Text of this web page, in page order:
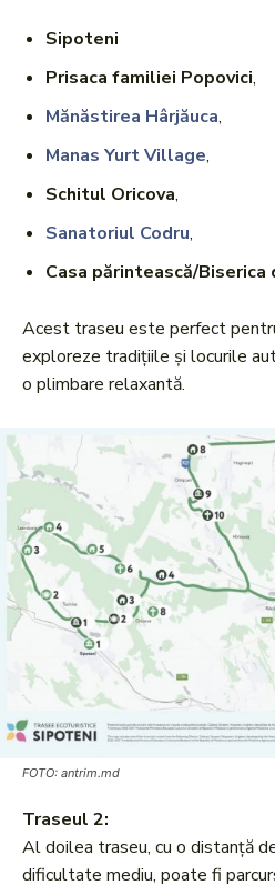
Sipoteni
Prisaca familiei Popovici,
Mănăstirea Hârjăuca,
Manas Yurt Village,
Schitul Oricova,
Sanatoriul Codru,
Casa părintească/Biserica
Acest traseu este perfect
exploreze tradițiile și locurile
o plimbare relaxantă.
FOTO: antrim.md
Traseul 2:
Al doilea traseu, cu o distanță
dificultate mediu, poate fi